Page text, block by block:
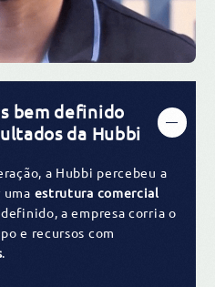
bem definido
da Hubbi
a Hubbi percebeu a
estrutura comercial
a empresa corria o
e recursos com
.